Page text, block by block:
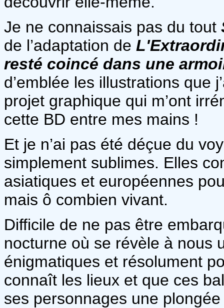
Je ne connaissais pas du tout
de l’adaptation de
resté coincé dans une
d’emblée les illustrations que
projet graphique qui m’ont
cette BD entre mes mains !
Et je n’ai pas été déçue du
simplement sublimes. Elles
asiatiques et européennes
mais ô combien vivant.
Difficile de ne pas être
nocturne où se révèle à nous
énigmatiques et résolument
connaît les lieux et que ces
ses personnages une